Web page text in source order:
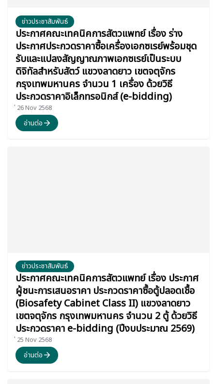
ข่าวประชาสัมพันธ์
ประกาศคณะเทคนิคการสัตวแพทย์ เรื่อง ร่าง
ประกาศประกวดราคาซื้อเครื่องเอกซเรย์พร้อมชุด
รับและแปลงสัญญาณภาพเอกซเรย์เป็นระบบ
ดิจิทัลสำหรับสัตว์ แขวงลาดยาว เขตจตุจักร
กรุงเทพมหานคร จำนวน 1 เครื่อง ด้วยวิธี
ประกวดราคาอิเล็กทรอนิกส์ (e-bidding)
่ 26 Nov 2568
อ่านต่อ
ข่าวประชาสัมพันธ์
ประกาศคณะเทคนิคการสัตวแพทย์ เรื่อง ประกาศ
ผู้ชนะการเสนอราคา ประกวดราคาซื้อตู้ปลอดเชื้อ
(Biosafety Cabinet Class II) แขวงลาดยาว
เขตจตุจักร กรุงเทพมหานคร จำนวน 2 ตู้ ด้วยวิธี
ประกวดราคา e-bidding (ปีงบประมาณ 2569)
่ 25 Nov 2568
อ่านต่อ